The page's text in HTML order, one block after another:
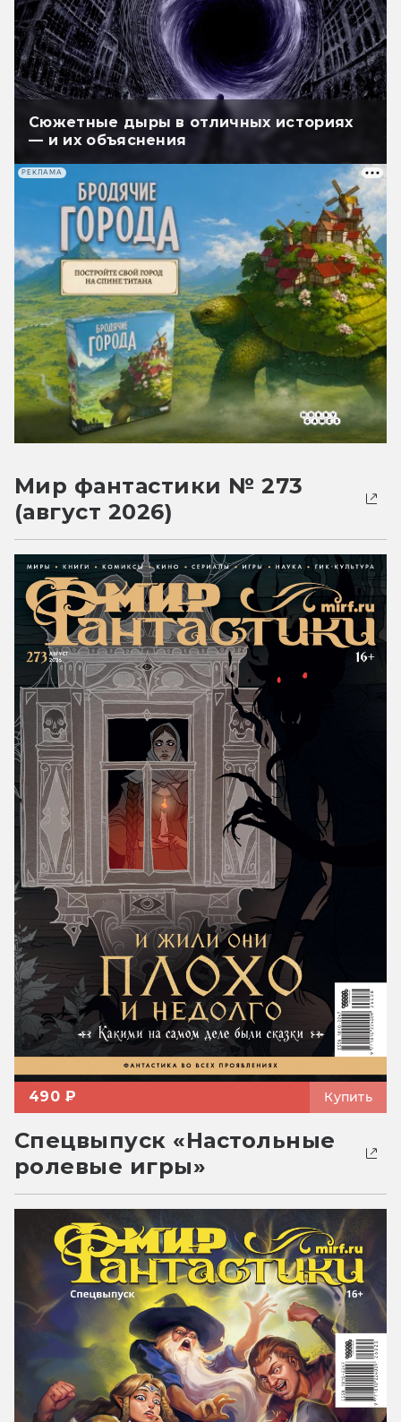
Сюжетные дыры в отличных историях
— и их объяснения
РЕКЛАМА
Мир фантастики № 273
(август 2026)
490 ₽ Купить
Спецвыпуск «Настольные
ролевые игры»